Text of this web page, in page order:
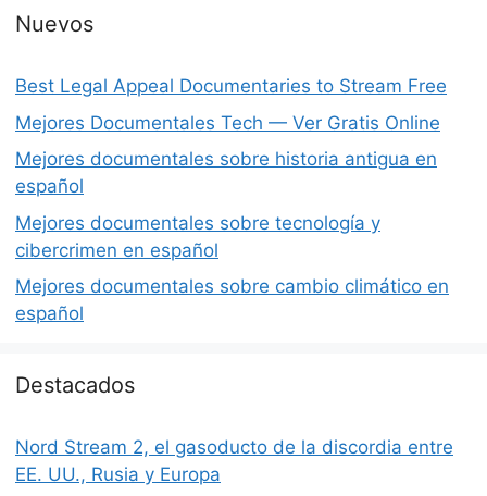
Nuevos
Best Legal Appeal Documentaries to Stream Free
Mejores Documentales Tech — Ver Gratis Online
Mejores documentales sobre historia antigua en
español
Mejores documentales sobre tecnología y
cibercrimen en español
Mejores documentales sobre cambio climático en
español
Destacados
Nord Stream 2, el gasoducto de la discordia entre
EE. UU., Rusia y Europa